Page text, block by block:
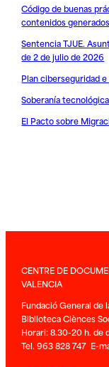
Código de buenas
contenidos
Sentencia TJUE.
de 2 de julio de 2026
Plan ciberseguridad
Soberanía
El Pacto sobre
CENTRE DE
VALENCIA
Fundació General de
Biblioteca Ciènces
Horari: 8.30-20 h. de
Tel. 963 828 747 E-